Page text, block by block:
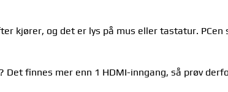
kjører, og det er lys på mus eller tastatur.
finnes mer enn 1 HDMI-inngang, så prøv